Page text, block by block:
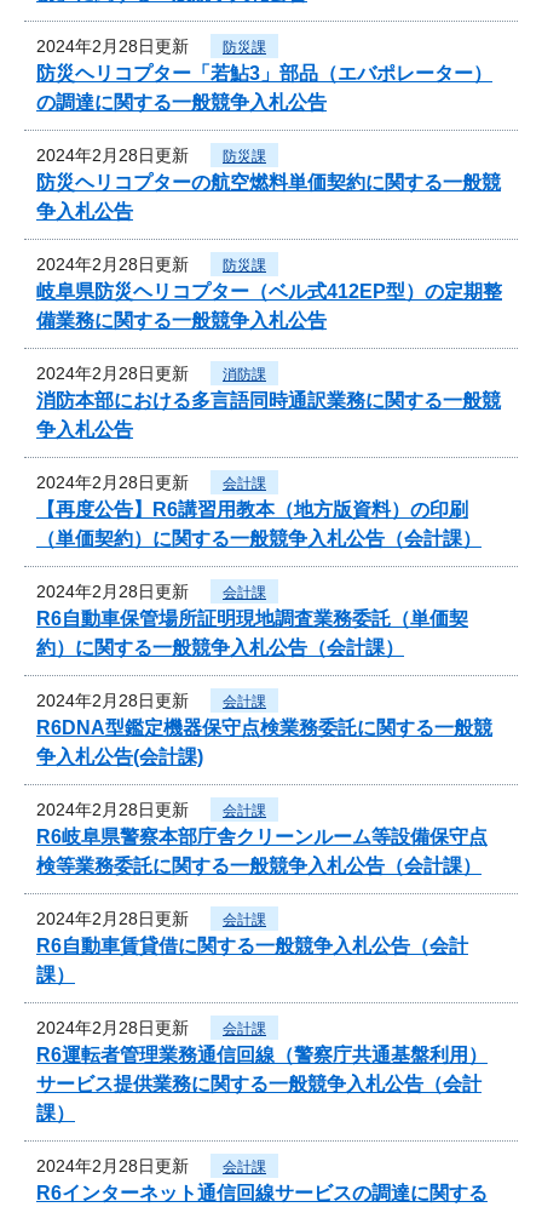
2024年2月28日更新 防災課
防災ヘリコプター「若鮎3」部品（エバポレーター）
の調達に関する一般競争入札公告
2024年2月28日更新 防災課
防災ヘリコプターの航空燃料単価契約に関する一般競
争入札公告
2024年2月28日更新 防災課
岐阜県防災ヘリコプター（ベル式412EP型）の定期整
備業務に関する一般競争入札公告
2024年2月28日更新 消防課
消防本部における多言語同時通訳業務に関する一般競
争入札公告
2024年2月28日更新 会計課
【再度公告】R6講習用教本（地方版資料）の印刷
（単価契約）に関する一般競争入札公告（会計課）
2024年2月28日更新 会計課
R6自動車保管場所証明現地調査業務委託（単価契
約）に関する一般競争入札公告（会計課）
2024年2月28日更新 会計課
R6DNA型鑑定機器保守点検業務委託に関する一般競
争入札公告(会計課)
2024年2月28日更新 会計課
R6岐阜県警察本部庁舎クリーンルーム等設備保守点
検等業務委託に関する一般競争入札公告（会計課）
2024年2月28日更新 会計課
R6自動車賃貸借に関する一般競争入札公告（会計
課）
2024年2月28日更新 会計課
R6運転者管理業務通信回線（警察庁共通基盤利用）
サービス提供業務に関する一般競争入札公告（会計
課）
2024年2月28日更新 会計課
R6インターネット通信回線サービスの調達に関する